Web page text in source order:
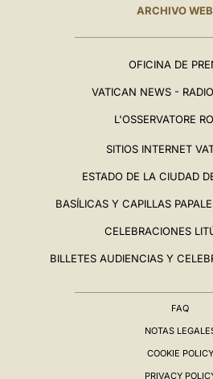
ARCHIVO WEB
OFICINA DE
VATICAN NEWS -
L'OSSERVATORE
SITIOS INTERNET
ESTADO DE LA CIUDAD
BASÍLICAS Y CAPILLAS
CELEBRACIONES
BILLETES AUDIENCIAS Y
FAQ
NOTAS
COOKIE POLICY
PRIVACY